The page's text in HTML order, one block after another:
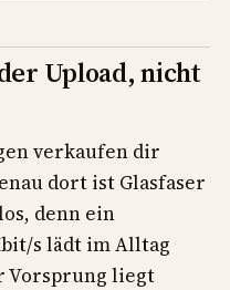
Upload, nicht
verkaufen dir
dort ist Glasfaser
denn ein
s lädt im Alltag
Vorsprung liegt